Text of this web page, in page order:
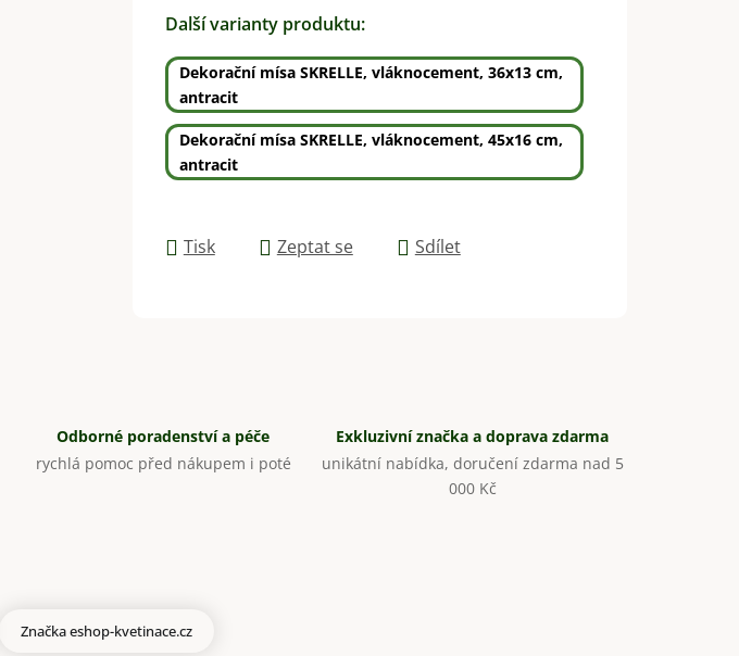
Další varianty produktu:
Dekorační mísa SKRELLE, vláknocement, 36x13 cm,
antracit
Dekorační mísa SKRELLE, vláknocement, 45x16 cm,
antracit
Tisk Zeptat se Sdílet
Odborné poradenství a péče
rychlá pomoc před nákupem i poté
Exkluzivní značka a doprava zdarma
unikátní nabídka, doručení zdarma nad 5
000 Kč
Značkaeshop-kvetinace.cz